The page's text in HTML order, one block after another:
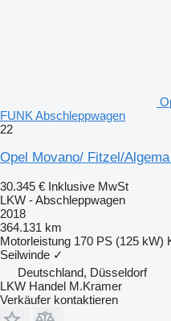
FUNK Abschleppwagen
22
Opel Movano/ Fitzel/
30.345 € Inklusive MwSt
LKW - Abschleppwagen
2018
364.131 km
Motorleistung 170 PS (125 kW)
Seilwinde ✓
Deutschland, Düsseldorf
LKW Handel M.Kramer
Verkäufer kontaktieren